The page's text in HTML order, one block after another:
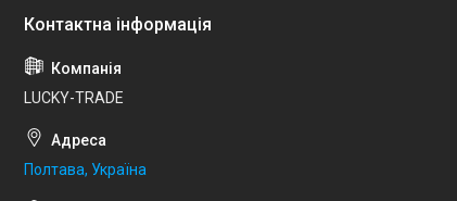
LUCKY-TRADE
Полтава, Україна